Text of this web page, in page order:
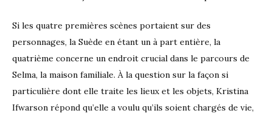
Si les quatre premières scènes portaient sur des
personnages, la Suède en étant un à part entière, la
quatrième concerne un endroit crucial dans le parcours de
Selma, la maison familiale. À la question sur la façon si
particulière dont elle traite les lieux et les objets, Kristina
Ifwarson répond qu’elle a voulu qu’ils soient chargés de vie,